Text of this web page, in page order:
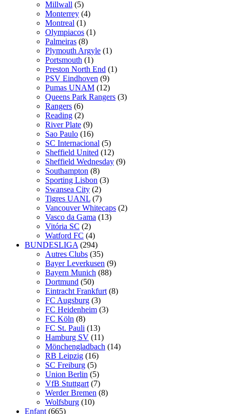
Millwall (5)
Monterrey (4)
Montreal (1)
Olympiacos (1)
Palmeiras (8)
Plymouth Argyle (1)
Portsmouth (1)
Preston North End (1)
PSV Eindhoven (9)
Pumas UNAM (12)
Queens Park Rangers (3)
Rangers (6)
Reading (2)
River Plate (9)
Sao Paulo (16)
SC Internacional (5)
Sheffield United (12)
Sheffield Wednesday (9)
Southampton (8)
Sporting Lisbon (3)
Swansea City (2)
Tigres UANL (7)
Vancouver Whitecaps (2)
Vasco da Gama (13)
Vitória SC (2)
Watford FC (4)
BUNDESLIGA (294)
Autres Clubs (35)
Bayer Leverkusen (9)
Bayern Munich (88)
Dortmund (50)
Eintracht Frankfurt (8)
FC Augsburg (3)
FC Heidenheim (3)
FC Köln (8)
FC St. Pauli (13)
Hamburg SV (11)
Mönchengladbach (14)
RB Leipzig (16)
SC Freiburg (5)
Union Berlin (5)
VfB Stuttgart (7)
Werder Bremen (8)
Wolfsburg (10)
Enfant (665)